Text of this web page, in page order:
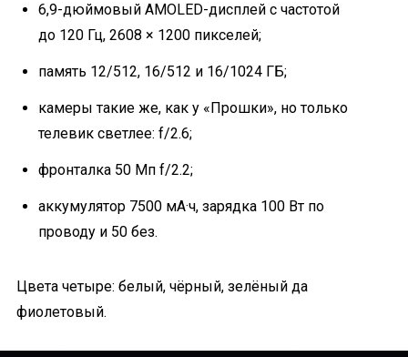
6,9-дюймовый AMOLED-дисплей с частотой
до 120 Гц, 2608 × 1200 пикселей;
память 12/512, 16/512 и 16/1024 ГБ;
камеры такие же, как у «Прошки», но только
телевик светлее: f/2.6;
фронталка 50 Мп f/2.2;
аккумулятор 7500 мА·ч, зарядка 100 Вт по
проводу и 50 без.
Цвета четыре: белый, чёрный, зелёный да
фиолетовый.